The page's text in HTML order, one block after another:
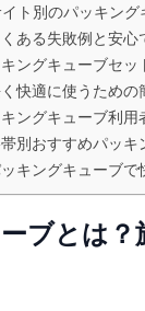
ト別のパッキング
ある失敗例と安心
ングキューブセッ
快適に使うための
ングキューブ利
別おすすめパッ
キングキューブ
ブとは